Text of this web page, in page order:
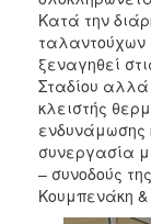
2016
2015
2013
2012
2011
2010
2006
Κατά την
ταλαντούχων
ξεναγηθεί
Σταδίου αλλά
κλειστής
ενδυνάμωσης
συνεργασία
– συνοδούς
Κουμπενάκη